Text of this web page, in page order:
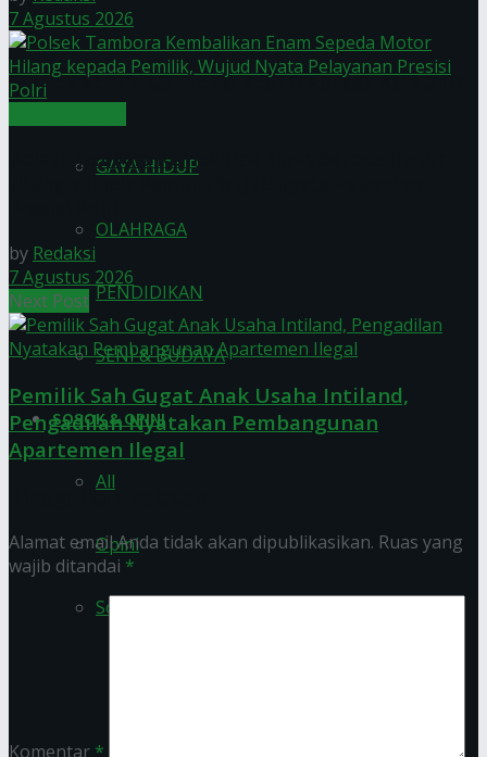
ERNEZT’S COFFEE & RESTO Konsep Kafe Unik
GAYA HIDUP
OLAHRAGA
PENDIDIKAN
SENI & BUDAYA
SOSOK & OPINI
All
Opini
Sosok
7 Agustus 2026
Polsek Tambora Kembalikan Enam Sepeda Motor
by Redaksi
7 Agustus 2026
Next Post
Pemilik Sah Gugat Anak Usaha Intiland,
Pengadilan Nyatakan Pembangunan
Apartemen Ilegal
Tinggalkan Balasan
Alamat email Anda tidak akan dipublikasikan. Ruas yang
wajib ditandai *
Komentar *